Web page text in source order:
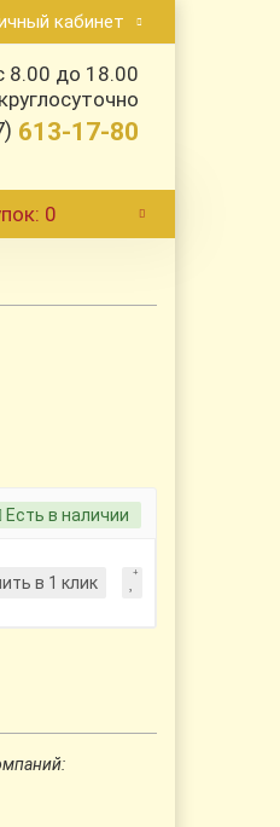
кабинет
8.00 до 18.00
613-17-80
: 0
Есть в наличии
в 1 клик